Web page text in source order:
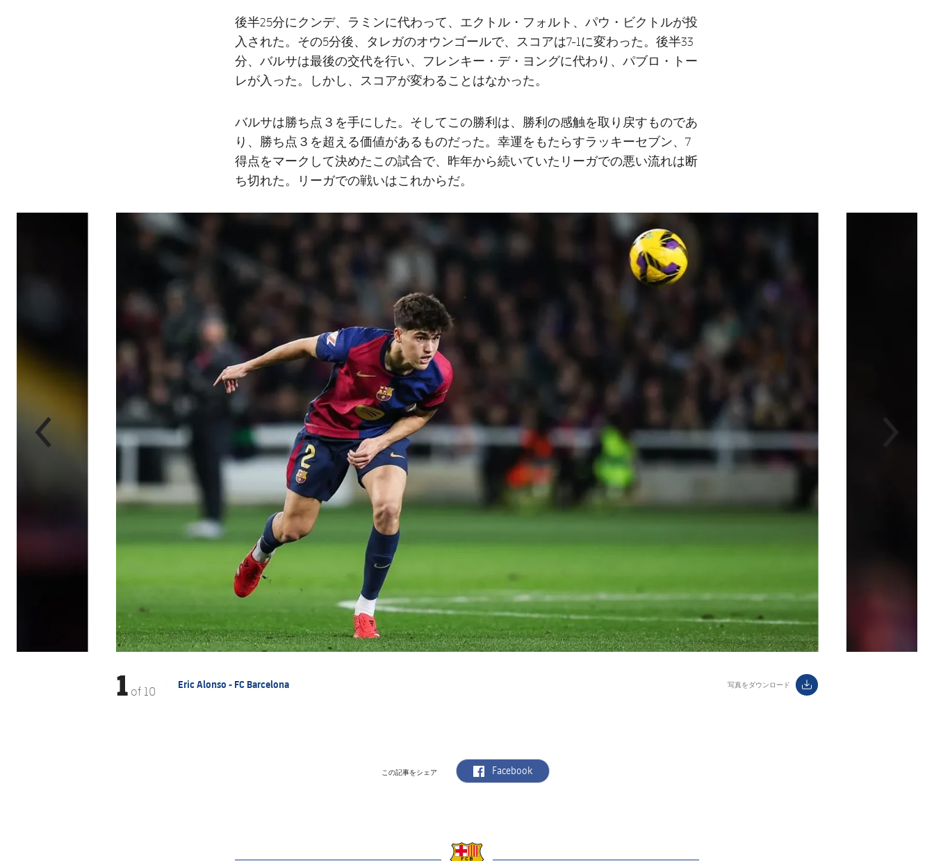
後半25分にクンデ、ラミンに代わって、エクトル・フォルト、パウ・ビクトルが投
入された。その5分後、タレガのオウンゴールで、スコアは7-1に変わった。後半33
分、バルサは最後の交代を行い、フレンキー・デ・ヨングに代わり、パブロ・トー
レが入った。しかし、スコアが変わることはなかった。
バルサは勝ち点３を手にした。そしてこの勝利は、勝利の感触を取り戻すものであ
り、勝ち点３を超える価値があるものだった。幸運をもたらすラッキーセブン、7
得点をマークして決めたこの試合で、昨年から続いていたリーガでの悪い流れは断
ち切れた。リーガでの戦いはこれからだ。
1of 10 Eric Alonso - FC Barcelona 写真をダウンロード ダウンロード
label.aria.download
この記事をシェア label.aria.facebook
Facebook